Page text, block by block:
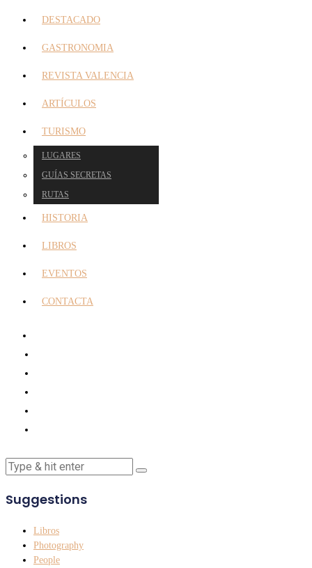
DESTACADO
GASTRONOMIA
REVISTA VALENCIA
ARTÍCULOS
TURISMO
LUGARES
GUÍAS SECRETAS
RUTAS
HISTORIA
LIBROS
EVENTOS
CONTACTA
Suggestions
Libros
Photography
People